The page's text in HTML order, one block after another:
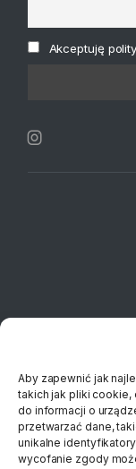
Aby zapewnić jak
takich jak pliki cookie,
do informacji o
przetwarzać dane,
unikalne
wycofanie zgody
Akceptuję
+48 734
© 2023 Polski Rap